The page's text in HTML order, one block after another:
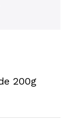
200g